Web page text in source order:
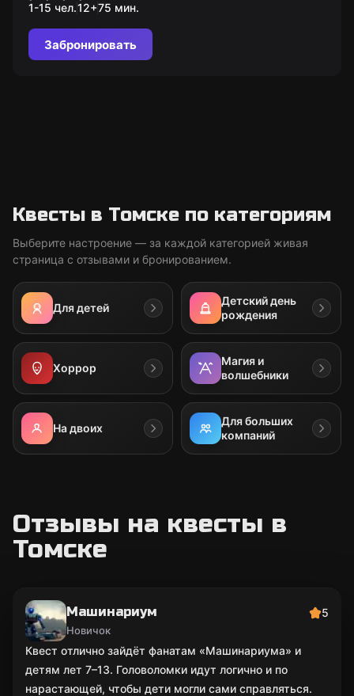
1-15 чел.12+75 мин.
Забронировать
Квесты в Томске по категориям
Выберите настроение — за каждой категорией живая
страница с отзывами и бронированием.
Для детей
Детский день
рождения
Хоррор
Магия и
волшебники
На двоих
Для больших
компаний
Отзывы на квесты в
Томске
Машинариум
Новичок
5
Квест отлично зайдёт фанатам «Машинариума» и
детям лет 7–13. Головоломки идут логично и по
нарастающей, чтобы дети могли сами справляться.